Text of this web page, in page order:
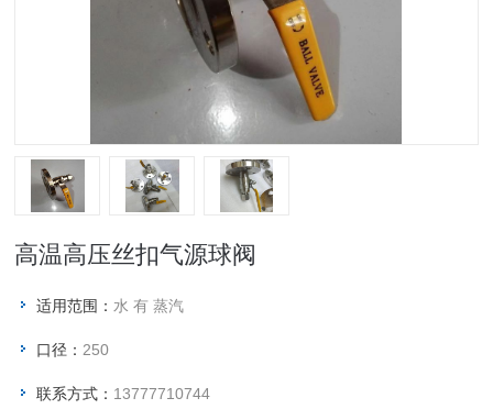
高温高压丝扣气源球阀
适用范围： 水 有 蒸汽
口径： 250
联系方式： 13777710744